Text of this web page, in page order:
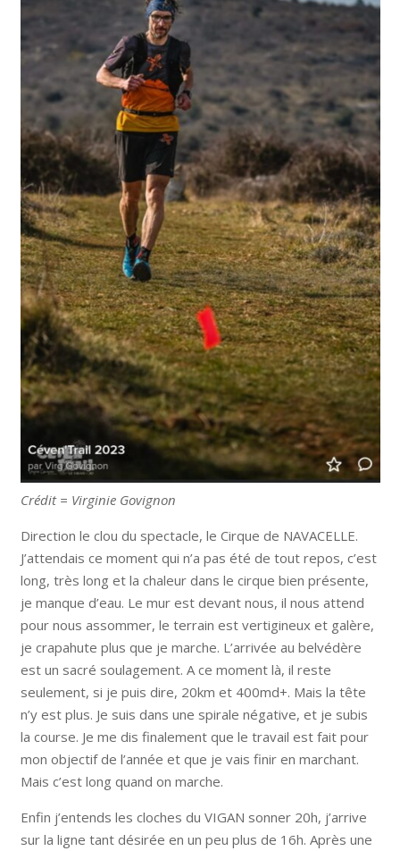
Crédit = Virginie Govignon
Direction le clou du spectacle, le Cirque de NAVACELLE.
J’attendais ce moment qui n’a pas été de tout repos, c’est
long, très long et la chaleur dans le cirque bien présente,
je manque d’eau. Le mur est devant nous, il nous attend
pour nous assommer, le terrain est vertigineux et galère,
je crapahute plus que je marche. L’arrivée au belvédère
est un sacré soulagement. A ce moment là, il reste
seulement, si je puis dire, 20km et 400md+. Mais la tête
n’y est plus. Je suis dans une spirale négative, et je subis
la course. Je me dis finalement que le travail est fait pour
mon objectif de l’année et que je vais finir en marchant.
Mais c’est long quand on marche.
Enfin j’entends les cloches du VIGAN sonner 20h, j’arrive
sur la ligne tant désirée en un peu plus de 16h. Après une